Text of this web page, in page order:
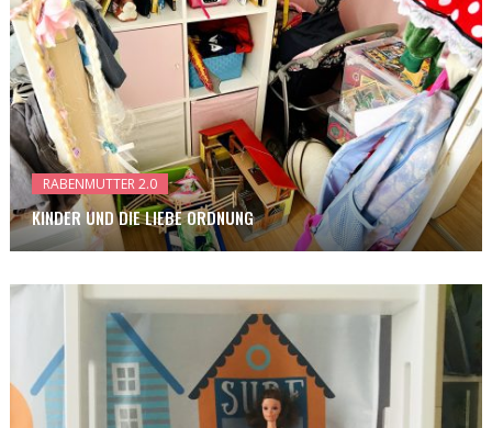
RABENMUTTER 2.0
KINDER UND DIE LIEBE ORDNUNG